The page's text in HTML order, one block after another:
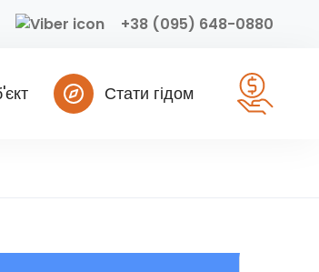
+38 (095) 648-0880
Стати гідом